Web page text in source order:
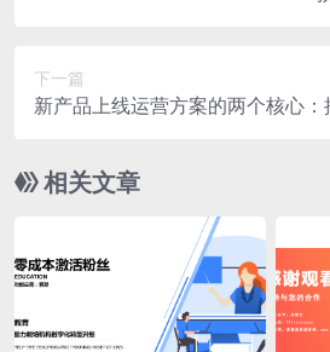
下一篇
新产品上线运营方案的两个核心：
相关文章